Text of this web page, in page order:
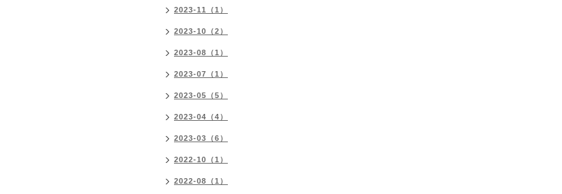
2023-11（1）
2023-10（2）
2023-08（1）
2023-07（1）
2023-05（5）
2023-04（4）
2023-03（6）
2022-10（1）
2022-08（1）